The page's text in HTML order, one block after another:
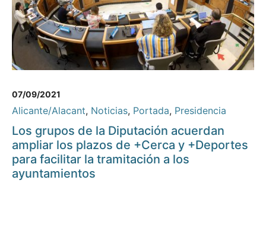
07/09/2021
Alicante/Alacant, Noticias, Portada, Presidencia
Los grupos de la Diputación acuerdan
ampliar los plazos de +Cerca y +Deportes
para facilitar la tramitación a los
ayuntamientos